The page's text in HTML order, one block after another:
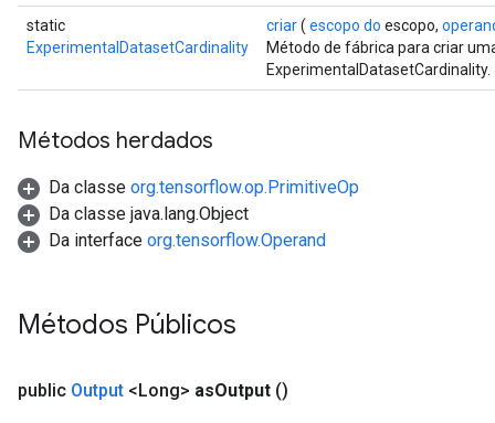
static
ExperimentalDatasetCardinality
criar( escopo do escopo,
Método de fábrica para criar
ExperimentalDatasetCardinality.
Métodos herdados
Da classe org.tensorflow.op.PrimitiveOp
Da classe java.lang.Object
Da interface org.tensorflow.Operand
Métodos Públicos
public Output <Long> asOutput ()